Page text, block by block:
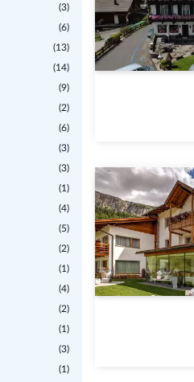
(3)
(6)
(13)
(14)
(9)
(2)
(6)
(3)
(3)
(1)
(4)
(5)
(2)
(1)
(4)
(2)
(1)
(3)
(1)